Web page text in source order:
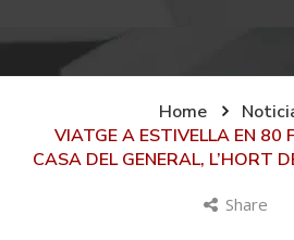
Home
VIATGE A ESTIVELLA EN 80
CASA DEL GENERAL, L’HORT
Share